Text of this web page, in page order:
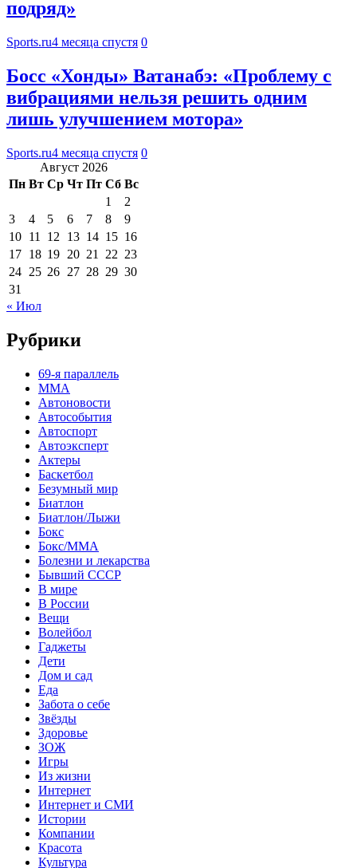
подряд»
Sports.ru4 месяца спустя 0
Босс «Хонды» Ватанабэ: «Проблему с
вибрациями нельзя решить одним
лишь улучшением мотора»
Sports.ru4 месяца спустя 0
Август 2026
Пн Вт Ср Чт Пт Сб Вс
1
2
3
4 5 6 7 8
9
10 11 12 13 14 15 16
17 18 19 20 21 22 23
24 25 26 27 28 29 30
31
« Июл
Рубрики
69-я параллель
MMA
Автоновости
Автособытия
Автоспорт
Автоэксперт
Актеры
Баскетбол
Безумный мир
Биатлон
Биатлон/Лыжи
Бокс
Бокс/MMA
Болезни и лекарства
Бывший СССР
В мире
В России
Вещи
Волейбол
Гаджеты
Дети
Дом и сад
Еда
Забота о себе
Звёзды
Здоровье
ЗОЖ
Игры
Из жизни
Интернет
Интернет и СМИ
Истории
Компании
Красота
Культура